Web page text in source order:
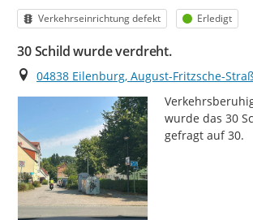
Kategorie
Verkehrseinrichtung defekt Status
Erledigt
30 Schild wurde verdreht.
Ort
04838 Eilenburg, August-Fritzsche-
wurde das 30
gefragt auf 30.